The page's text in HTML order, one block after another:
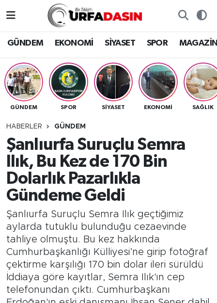
GÜNDEM EKONOMİ SİYASET SPOR
GÜNDEM SPOR SİYASET EKONOMİ SAĞLIK
HABERLER GÜNDEM
Şanlıurfa Suruçlu Semra
Ilık, Bu Kez de 170 Bin
Dolarlık Pazarlıkla
Gündeme Geldi
Şanlıurfa Suruçlu Semra Ilık geçtiğimiz
aylarda tutuklu bulunduğu cezaevinde
tahliye olmuştu. Bu kez hakkında
Cumhurbaşkanlığı Külliyesi’ne girip fotoğraf
çektirme karşılığı 170 bin dolar ileri sürüldü
İddiaya göre kayıtlar, Semra Ilık'ın cep
telefonundan çıktı. Cumhurbaşkanı
EKONOMİ
SİYASET
SPOR
SAĞLIK
TEKNOLOJİ
OTOMOBİL
Gizlilik ve Güvenlik Politikası
İletişim
Nöbetçi Eczaneler
Hava Durumu
Namaz Vakitleri
Trafik Durumu
Tüm Manşetler
Son Dakika Haberleri
Haber Arşivi